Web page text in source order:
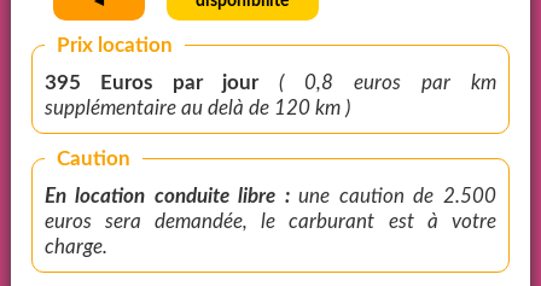
Prix location
395 Euros par jour ( 0,8 euros par km
supplémentaire au delà de 120 km )
Caution
En location conduite libre :une caution de 2.500
euros sera demandée, le carburant est à votre
charge.